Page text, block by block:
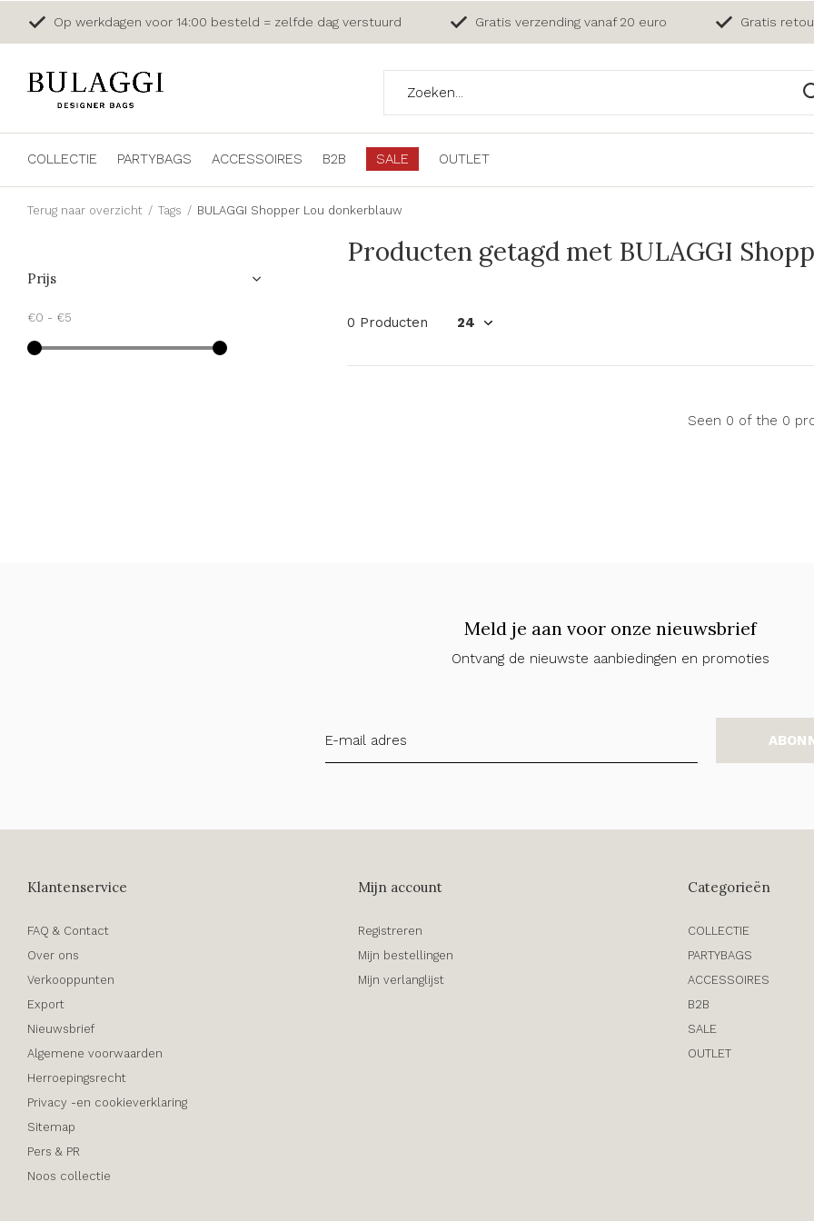
COLLECTIE PARTYBAGS ACCESSOIRES B2B SALE OUTLET
Op werkdagen voor 14:00 besteld = zelfde dag verstuurd Gratis verzending vanaf 20 euro Gratis
Terug naar overzicht Tags BULAGGI Shopper Lou donkerblauw
Producten getagd met BULAGGI
0 Producten
Seen 0 of the 0
Prijs
€0 - €5
Meld je aan voor onze nieuwsbrief
Ontvang de nieuwste aanbiedingen en promoties
Klantenservice
FAQ & Contact
Over ons
Verkooppunten
Export
Nieuwsbrief
Algemene voorwaarden
Herroepingsrecht
Privacy -en cookieverklaring
Sitemap
Pers & PR
Noos collectie
Mijn account
Registreren
Mijn bestellingen
Mijn verlanglijst
Categorieën
COLLECTIE
PARTYBAGS
ACCESSOIRES
B2B
SALE
OUTLET